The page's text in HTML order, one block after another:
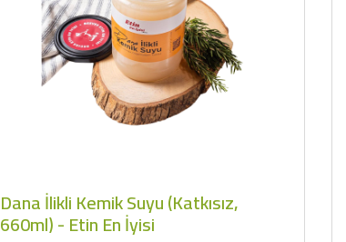
Dana İlikli Kemik Suyu (Katkısız,
660ml) - Etin En İyisi